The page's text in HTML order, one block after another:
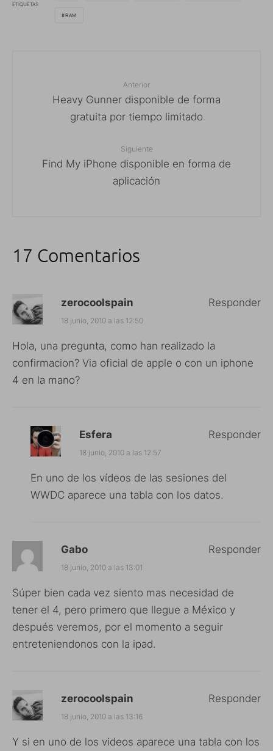
ETIQUETAS
RAM
Anterior
Heavy Gunner disponible de forma
gratuita por tiempo limitado
Siguiente
Find My iPhone disponible en forma de
aplicación
17 Comentarios
zerocoolspain
18 junio, 2010 a las 12:50
Hola, una pregunta, como han realizado la
confirmacion? Via oficial de apple o con un iphone
4 en la mano?
Responder
Esfera
18 junio, 2010 a las 12:57
En uno de los vídeos de las sesiones del
WWDC aparece una tabla con los datos.
Responder
Gabo
18 junio, 2010 a las 13:01
Súper bien cada vez siento mas necesidad de
tener el 4, pero primero que llegue a México y
después veremos, por el momento a seguir
entreteniendonos con la ipad.
Responder
zerocoolspain
18 junio, 2010 a las 13:16
Y si en uno de los videos aparece una tabla con los
Responder